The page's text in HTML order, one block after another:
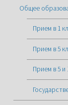
Общее
Прием в 1
Прием в 5
Прием в 5 и